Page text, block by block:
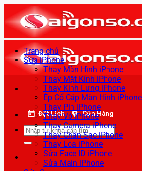
qua
nội
dung
Đặt Lịch Cửa Hàng
Tìm
kiếm:
Trang chủ
Sửa iPhone
Thay Màn Hình iPhone
Thay Mặt Kính iPhone
Thay Kính Lưng iPhone
Ép Cổ Cáp Màn Hình iPhone
Thay Pin iPhone
Thay Vỏ iPhone
Thay Camera iPhone
Thay Chân Sạc iPhone
Thay Loa iPhone
Sửa Face ID iPhone
Sửa Main iPhone